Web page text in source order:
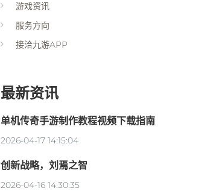
游戏资讯
服务方向
接洽九游APP
最新资讯
单机传奇手游制作教程视频下载指南
2026-04-17 14:15:04
创新战略，刘焉之智
2026-04-16 14:30:35